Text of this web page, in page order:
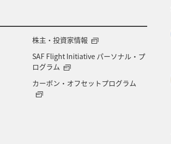
株主・投資家情報
SAF Flight Initiative パーソナル・プ
ログラム
カーボン・オフセットプログラム